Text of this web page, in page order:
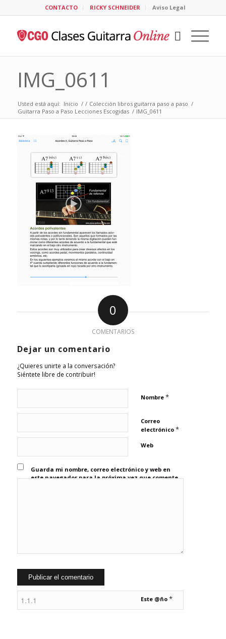
CONTACTO RICKY SCHNEIDER Aviso Legal
IMG_0611
Usted está aquí: Inicio / / Colección libros guitarra paso a paso /
Guitarra Paso a Paso Lecciones Escogidas / IMG_0611
0
COMENTARIOS
Dejar un comentario
¿Quieres unirte a la conversación?
Siéntete libre de contribuir!
Nombre *
Correo
electrónico *
Web
Guarda mi nombre, correo electrónico y web en
este navegador para la próxima vez que comente.
Este @ño *